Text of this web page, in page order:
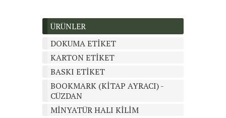
ÜRÜNLER
DOKUMA ETİKET
KARTON ETİKET
BASKI ETİKET
BOOKMARK (KİTAP AYRACI) -
CÜZDAN
MİNYATÜR HALI KİLİM